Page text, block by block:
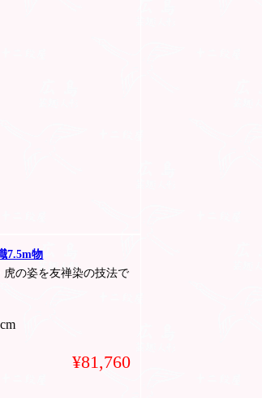
7.5m物
の姿を友禅染の技法で
¥81,760